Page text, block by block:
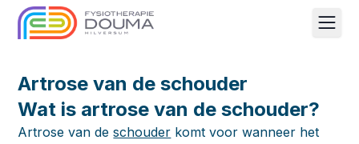
Artrose van de schouder
Wat is artrose van de schouder?
Artrose van deschouder komt voor wanneer het